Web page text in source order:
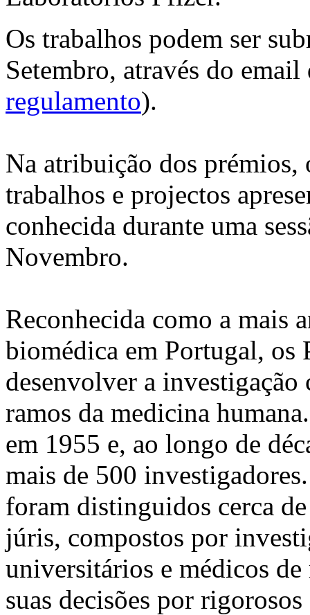
Os trabalhos podem ser
Setembro, através do
regulamento).
Na atribuição dos
trabalhos e projectos
conhecida durante uma
Novembro.
Reconhecida como a mais
biomédica em Portugal, os
desenvolver a
ramos da medicina
em 1955 e, ao longo de
mais de 500
foram distinguidos cerca
júris, compostos por
universitários e médicos
suas decisões por